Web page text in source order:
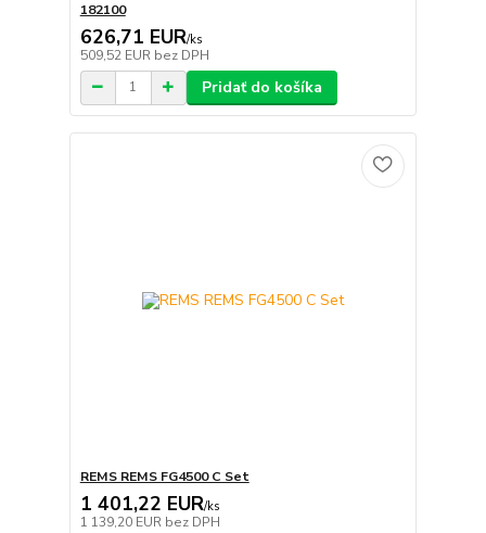
182100
626,71 EUR/ks
509,52 EUR bez DPH
Pridať do košíka
REMS REMS FG4500 C Set
1 401,22 EUR/ks
1 139,20 EUR bez DPH